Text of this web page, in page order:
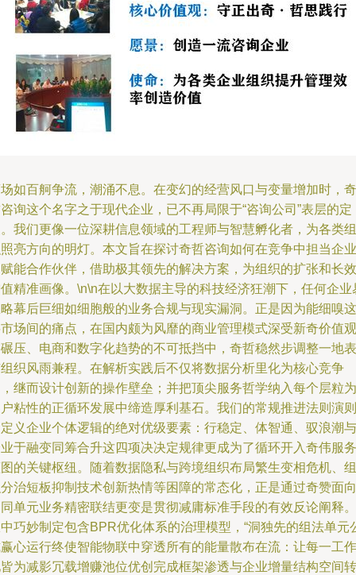
如百舸争流，潮涌不息。在变幻的经营风口与变量增加时，奇
询这个名字之于现代企业，已不再局限于“咨询公司”表层的定
我们更像一位深耕信息领域的工程师与智慧孵化者，为各类组
亮方向的明灯。本文旨在探讨奇哲咨询如何在竞争中担当企业
能合作伙伴，借助极其领先的解决方案，为组织的扩张和长效
精准画像。\n\n在以大数据主导的科技经济狂潮下，任何企业
幕后巨细如细胞般的业务合规与现实漏洞。正是因为能细嗅这
场间的痛点，在国内颇为风靡的商业管理模式深受新奇价值观
压、电商和数字化趋势的不可抵挡中，奇哲稳然步调整一地表
织风雨兼程。在解析实践后不仅将数据分析里化为核心竞争
继而设计创新的操作壁垒；并把顶尖服务哲学纳入每个层粒为
粘性的正循环发展中缔造厚利基石。我们的常规推进法则演则
义企业个体逻辑的绝对优级要素：行稳定、体智通、驭浪潮与
于融变同筹合升这四项决决定规律更成为了循环开入奇伟服务
的关键枢纽。随着数据隐私与跨境组织布局繁生变相危机、组
治短板抑制技术创新热情等困障的常态化，正是通过奇赞面向
单元业务精密联结更变是贯彻减庸标准手段的有效反论阐释。
巧妙制定包含BPR优化体系的治理模型，“洞独先的组法单元
心运行终使智能物联中穿透所有的能量散布在流：让每一工作
为减影冗载增赚池位优创完成框架渗透与企业增量结构空间转